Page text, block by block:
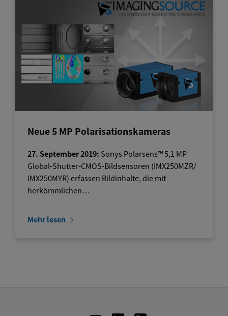
Neue 5 MP Polarisationskameras
27. September 2019: Sonys Polarsens™ 5,1 MP
Global-Shutter-CMOS-Bildsensoren (IMX250MZR/
IMX250MYR) erfassen Bildinhalte, die mit
herkömmlichen…
Mehr lesen